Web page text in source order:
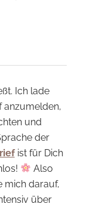
Ich lade
anzumelden,
und
der
ist für Dich
Also
mich darauf,
über